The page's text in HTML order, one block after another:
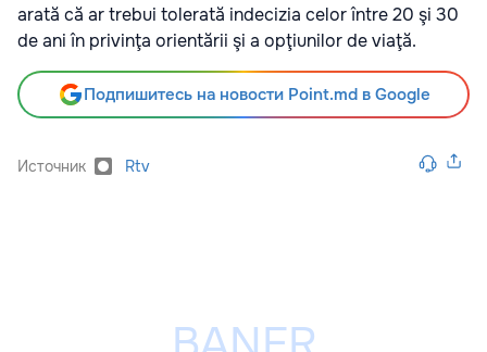
arată că ar trebui tolerată indecizia celor între 20 şi 30
de ani în privinţa orientării şi a opţiunilor de viaţă.
Подпишитесь на новости Point.md в Google
Источник Rtv